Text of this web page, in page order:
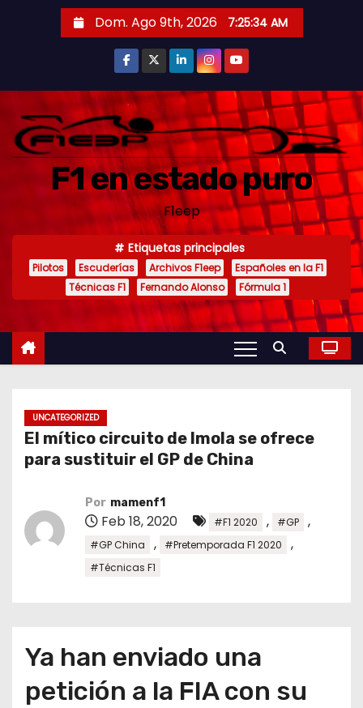
i
Dom. Ago 9th, 2026 7:25:35 AM
F1 en estado puro
F1eep
Etiquetas principales
Pilotos Escuderías Archivos F1eep
Españoles en la F1
Técnicas F1
Fernando Alonso Fórmula 1
UNCATEGORIZED
El mítico circuito de Imola se ofrece
para sustituir el GP de China
Por mamenf1
Feb 18, 2020 #F1 2020 , #GP ,
#GP China , #Pretemporada F1 2020 ,
#Técnicas F1
Ya han enviado una
petición a la FIA con su